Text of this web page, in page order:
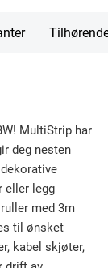
MultiStrip har
deg nesten
eller legg
med 3m
til ønsket
kabel skjøter,